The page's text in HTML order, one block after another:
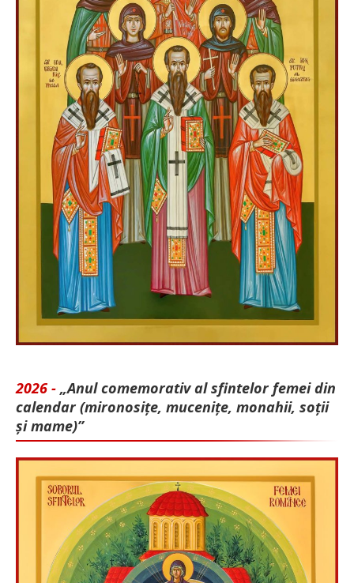
2026 - „Anul comemorativ al sfintelor femei din
calendar (mironosițe, mu­cenițe, monahii, soții
și mame)”